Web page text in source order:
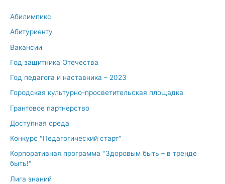
Абилимпикс
Абитуриенту
Вакансии
Год защитника Отечества
Год педагога и наставника – 2023
Городская культурно-просветительская площадка
Грантовое партнерство
Доступная среда
Конкурс "Педагогический старт"
Корпоративная программа "Здоровым быть – в тренде
быть!"
Лига знаний